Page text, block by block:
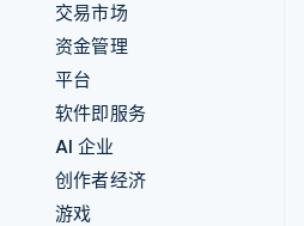
交易市场
资金管理
平台
软件即服务
AI 企业
创作者经济
游戏